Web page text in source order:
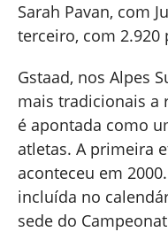
Sarah Pavan, com
terceiro, com 2.920
Gstaad, nos Alpes
mais tradicionais a
é apontada como
atletas. A primeira
aconteceu em
incluída no
sede do